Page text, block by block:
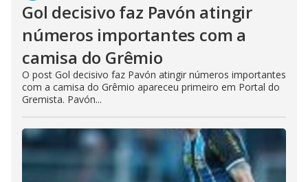
Gol decisivo faz Pavón atingir
números importantes com a
camisa do Grêmio
O post Gol decisivo faz Pavón atingir números importantes
com a camisa do Grêmio apareceu primeiro em Portal do
Gremista. Pavón...